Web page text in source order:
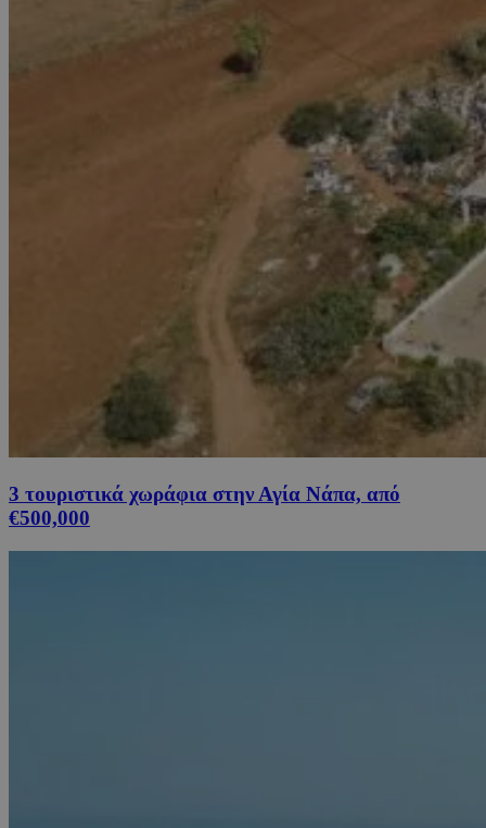
3 τουριστικά χωράφια στην Αγία Νάπα, από
€500,000